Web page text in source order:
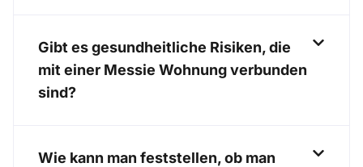
Gibt es gesundheitliche Risiken, die
mit einer Messie Wohnung verbunden
sind?
Wie kann man feststellen, ob man